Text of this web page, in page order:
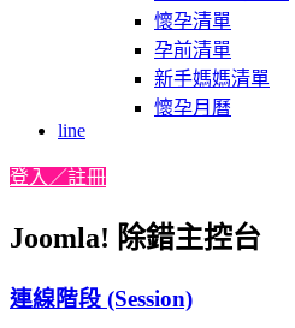
懷孕清單
孕前清單
新手媽媽清單
懷孕月曆
line
登入／註冊
Joomla! 除錯主控台
連線階段 (Session)